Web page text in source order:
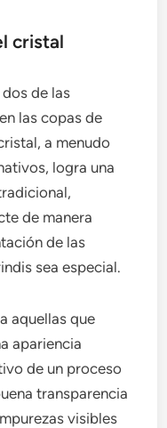
cristal
de las
las copas de
a menudo
logra una
de manera
de las
sea especial.
aquellas que
apariencia
de un proceso
transparencia
visibles